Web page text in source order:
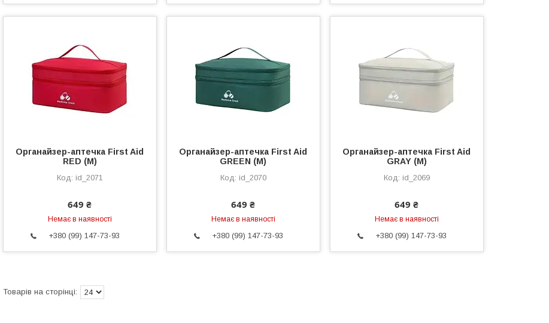
Органайзер-аптечка First Aid
RED (M)
id_2071
649 ₴
Немає в наявності
+380 (99) 147-73-93
Органайзер-аптечка First Aid
GREEN (M)
id_2070
649 ₴
Немає в наявності
+380 (99) 147-73-93
Органайзер-аптечка First Aid
GRAY (M)
id_2069
649 ₴
Немає в наявності
+380 (99) 147-73-93